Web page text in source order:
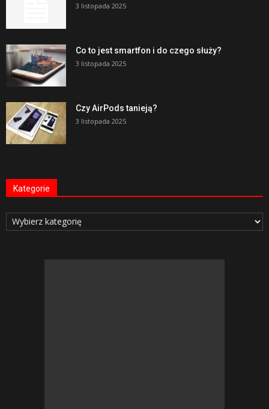
3 listopada 2025
Co to jest smartfon i do czego służy?
3 listopada 2025
Czy AirPods tanieją?
3 listopada 2025
Kategorie
Kategorie